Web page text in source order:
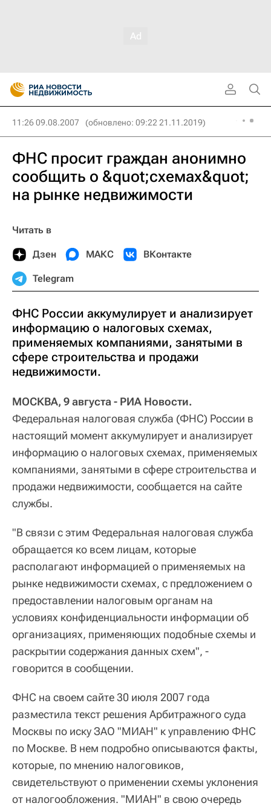
11:26 09.08.2007 (обновлено: 09:22 21.11.2019)
ФНС просит граждан анонимно
сообщить о &quot;схемах&quot;
на рынке недвижимости
Читать в
Дзен МАКС ВКонтакте
Telegram
ФНС России аккумулирует и анализирует
информацию о налоговых схемах,
применяемых компаниями, занятыми в
сфере строительства и продажи
недвижимости.
МОСКВА, 9 августа - РИА Новости.
Федеральная налоговая служба (ФНС) России в
настоящий момент аккумулирует и анализирует
информацию о налоговых схемах, применяемых
компаниями, занятыми в сфере строительства и
продажи недвижимости, сообщается на сайте
службы.
"В связи с этим Федеральная налоговая служба
обращается ко всем лицам, которые
располагают информацией о применяемых на
рынке недвижимости схемах, с предложением о
предоставлении налоговым органам на
условиях конфиденциальности информации об
организациях, применяющих подобные схемы и
раскрытии содержания данных схем", -
говорится в сообщении.
ФНС на своем сайте 30 июля 2007 года
разместила текст решения Арбитражного суда
Москвы по иску ЗАО "МИАН" к управлению ФНС
по Москве. В нем подробно описываются факты,
которые, по мнению налоговиков,
свидетельствуют о применении схемы уклонения
от налогообложения. "МИАН" в свою очередь